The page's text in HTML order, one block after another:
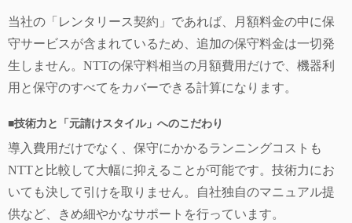
当社の「レンタリース契約」であれば、月額料金の中に保
守サービスが含まれているため、追加の保守料金は一切発
生しません。NTTの保守料相当の月額費用だけで、機器利
用と保守のすべてをカバーできる計算になります。
■技術力と「元請けスタイル」へのこだわり
導入費用だけでなく、保守にかかるランニングコストも
NTTと比較して大幅に抑えることが可能です。技術力にお
いても決して引けを取りません。自社独自のマニュアル提
供など、きめ細やかなサポートを行っています。